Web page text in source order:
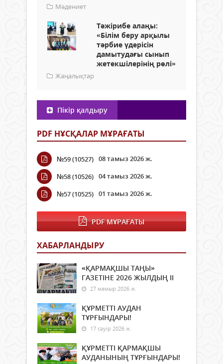
Мәдениет
Тәжірибе алаңы:
«Білім беру арқылы
тәрбие үдерісін
дамытудағы сынып
жетекшілерінің рөлі»
Жаңалықтар
Пікір қалдыру
PDF НҰСҚАЛАР МҰРАҒАТЫ
№59 (10527) 08 тамыз 2026 ж.
№58 (10526) 04 тамыз 2026 ж.
№57 (10525) 01 тамыз 2026 ж.
PDF МҰРАҒАТЫ
ХАБАРЛАНДЫРУ
«ҚАРМАҚШЫ ТАҢЫ»
ГАЗЕТІНЕ 2026 ЖЫЛДЫҢ ІI
27 мамыр 2026 ж.
ҚҰРМЕТТІ АУДАН
ТҰРҒЫНДАРЫ!
17 сәуір 2026 ж.
ҚҰРМЕТТІ ҚАРМАҚШЫ
АУДАНЫНЫҢ ТҰРҒЫНДАРЫ!